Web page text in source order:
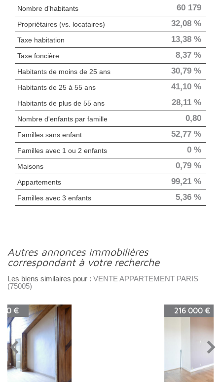
Nombre d'habitants 60 179
Propriétaires (vs. locataires) 32,08 %
Taxe habitation 13,38 %
Taxe foncière 8,37 %
Habitants de moins de 25 ans 30,79 %
Habitants de 25 à 55 ans 41,10 %
Habitants de plus de 55 ans 28,11 %
Nombre d'enfants par famille 0,80
Familles sans enfant 52,77 %
Familles avec 1 ou 2 enfants 0 %
Maisons 0,79 %
Appartements 99,21 %
Familles avec 3 enfants 5,36 %
autres annonces immobilières
correspondant à votre recherche
Les biens similaires pour : VENTE APPARTEMENT PARIS
(75005)